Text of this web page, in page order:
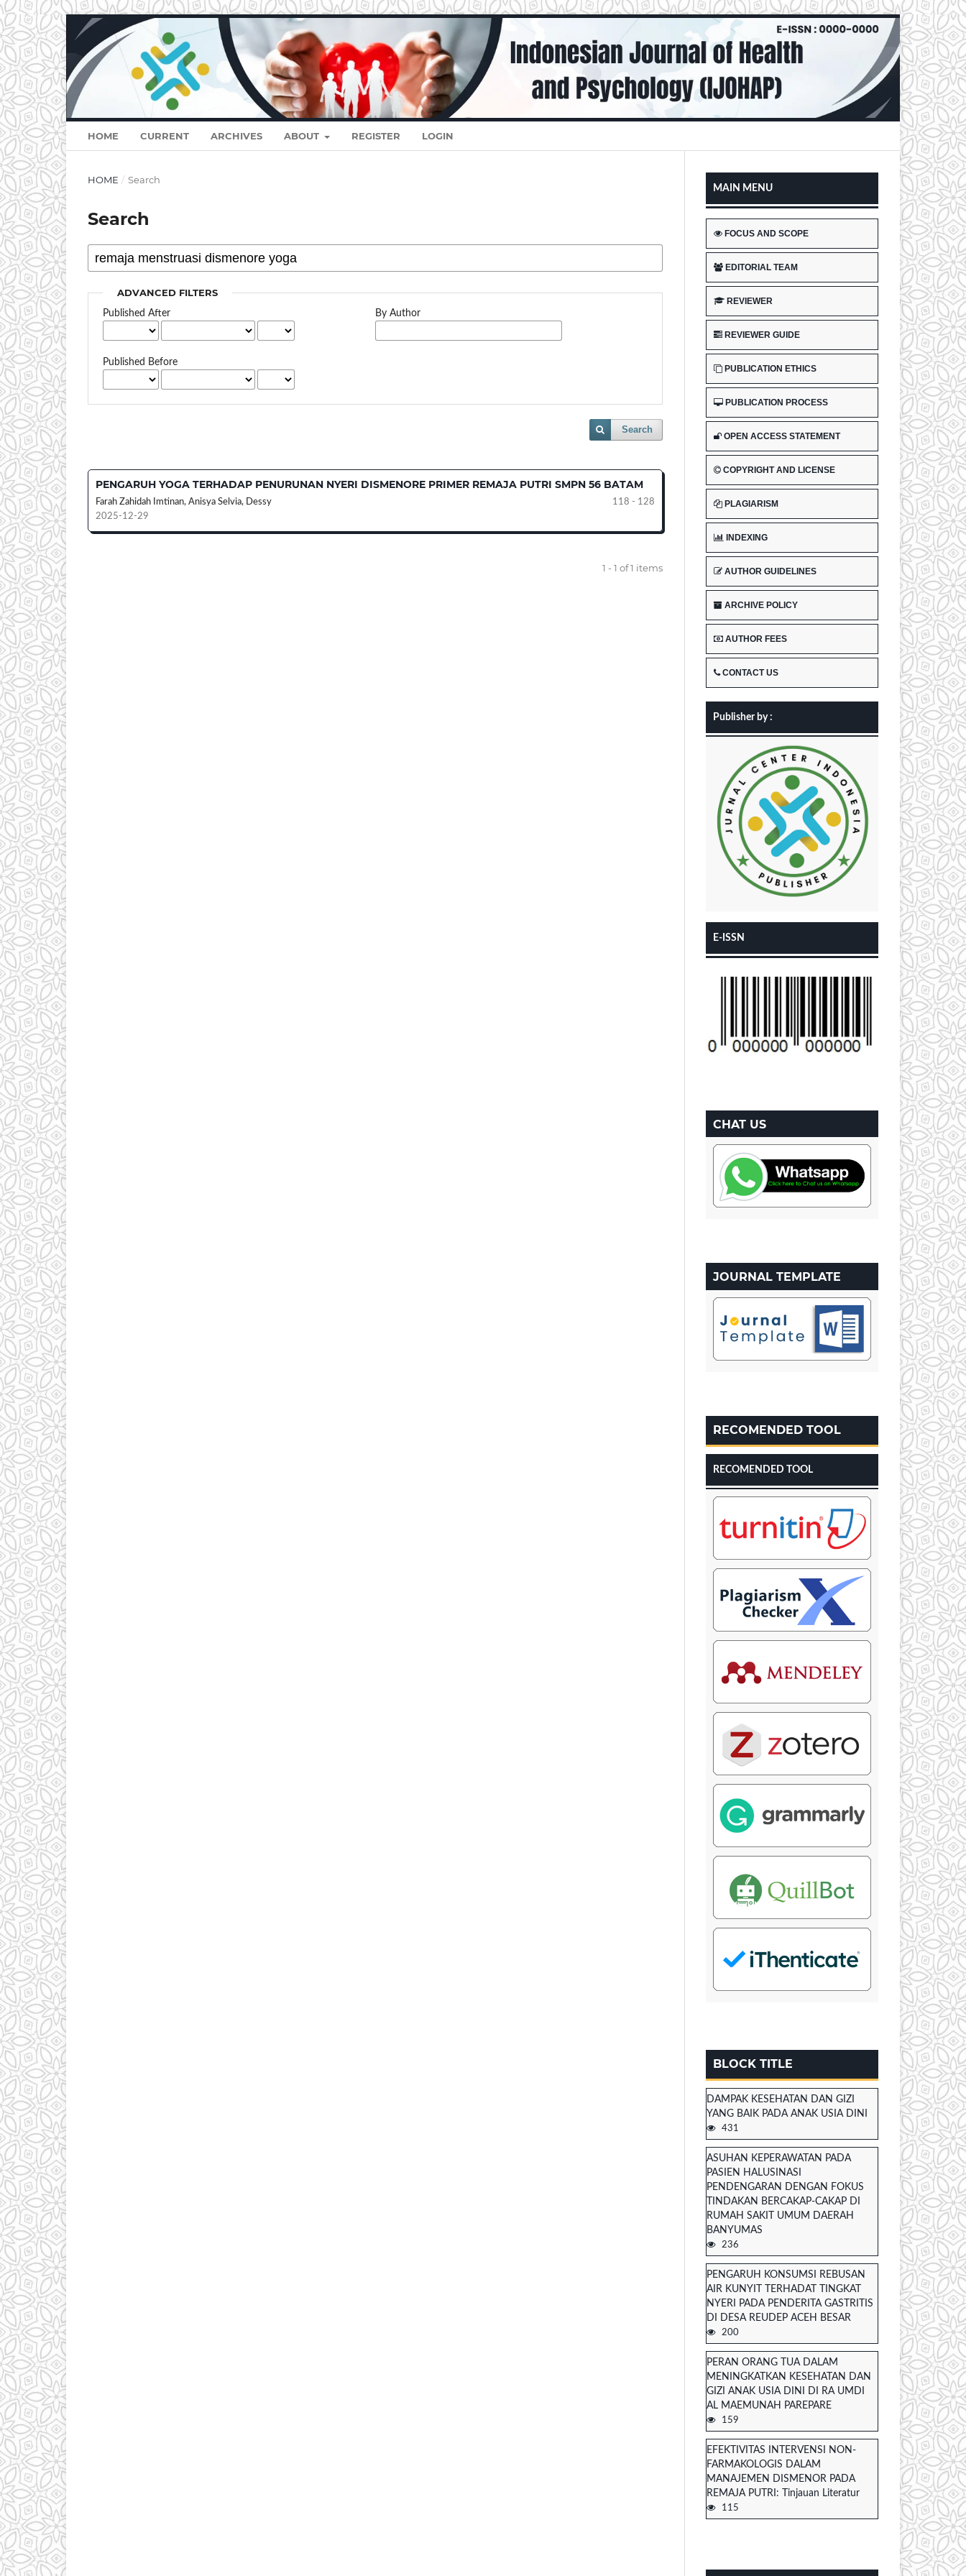
HOME CURRENT ARCHIVES ABOUT REGISTER LOGIN
HOME / Search
Search
ADVANCED FILTERS
Published After
Published Before
By Author
Search
PENGARUH YOGA TERHADAP PENURUNAN NYERI DISMENORE PRIMER REMAJA PUTRI SMPN 56 BATAM
Farah Zahidah Imtinan, Anisya Selvia, Dessy
118 - 128
2025-12-29
1 - 1 of 1 items
MAIN MENU
FOCUS AND SCOPE
EDITORIAL TEAM
REVIEWER
REVIEWER GUIDE
PUBLICATION ETHICS
PUBLICATION PROCESS
OPEN ACCESS STATEMENT
COPYRIGHT AND LICENSE
PLAGIARISM
INDEXING
AUTHOR GUIDELINES
ARCHIVE POLICY
AUTHOR FEES
CONTACT US
Publisher by :
E-ISSN
CHAT US
JOURNAL TEMPLATE
RECOMENDED TOOL
RECOMENDED TOOL
BLOCK TITLE
DAMPAK KESEHATAN DAN GIZI
YANG BAIK PADA ANAK USIA DINI
431
ASUHAN KEPERAWATAN PADA
PASIEN HALUSINASI
PENDENGARAN DENGAN FOKUS
TINDAKAN BERCAKAP-CAKAP DI
RUMAH SAKIT UMUM DAERAH
BANYUMAS
236
PENGARUH KONSUMSI REBUSAN
AIR KUNYIT TERHADAT TINGKAT
NYERI PADA PENDERITA GASTRITIS
DI DESA REUDEP ACEH BESAR
200
PERAN ORANG TUA DALAM
MENINGKATKAN KESEHATAN DAN
GIZI ANAK USIA DINI DI RA UMDI
AL MAEMUNAH PAREPARE
159
EFEKTIVITAS INTERVENSI NON-
FARMAKOLOGIS DALAM
MANAJEMEN DISMENOR PADA
REMAJA PUTRI: Tinjauan Literatur
115